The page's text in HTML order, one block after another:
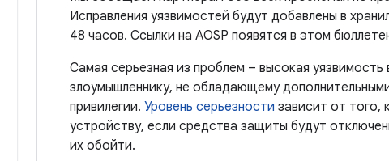
Исправления уязвимостей будут добавлены в
48 часов. Ссылки на AOSP появятся в этом
Самая серьезная из проблем – высокая
злоумышленнику, не обладающему
привилегии. Уровень серьезности зависит от того,
устройству, если средства защиты будут
их обойти.